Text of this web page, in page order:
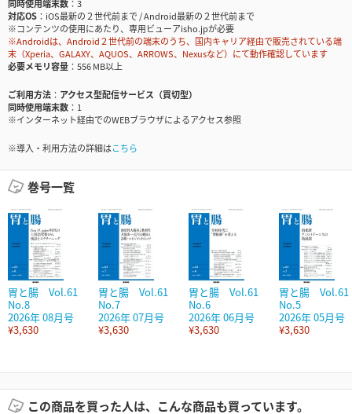
同時使用端末数
3
対応OS
iOS最新の２世代前まで / Android最新の２世代前まで
※コンテンツの使用にあたり、専用ビューアisho.jpが必要
※Androidは、Android２世代前の端末のうち、国内キャリア経由で販売されている端
末（Xperia、GALAXY、AQUOS、ARROWS、Nexusなど）にて動作確認しています
必要メモリ容量
556 MB以上
ご利用方法
アクセス型配信サービス（買切型）
同時使用端末数
1
※インターネット経由でのWEBブラウザによるアクセス参照
※導入・利用方法の詳細はこちら
巻号一覧
胃と腸 Vol.61
No.8
2026年 08月号
¥3,630
胃と腸 Vol.61
No.7
2026年 07月号
¥3,630
胃と腸 Vol.61
No.6
2026年 06月号
¥3,630
胃と腸 Vol.61
No.5
2026年 05月号
¥3,630
この商品を買った人は、こんな商品も買っています。